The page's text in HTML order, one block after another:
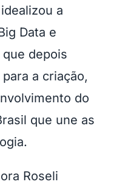
a
Data e
depois
a criação,
do
que une as
Roseli